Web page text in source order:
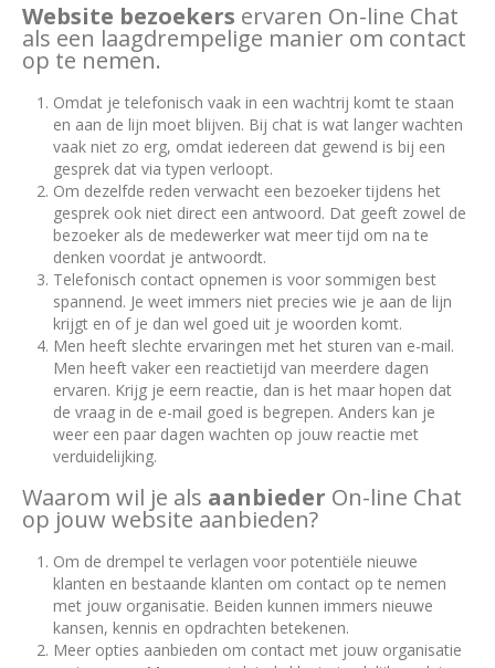
Website bezoekers ervaren On-line Chat
als een laagdrempelige manier om contact
op te nemen.
Omdat je telefonisch vaak in een wachtrij komt te staan
en aan de lijn moet blijven. Bij chat is wat langer wachten
vaak niet zo erg, omdat iedereen dat gewend is bij een
gesprek dat via typen verloopt.
Om dezelfde reden verwacht een bezoeker tijdens het
gesprek ook niet direct een antwoord. Dat geeft zowel de
bezoeker als de medewerker wat meer tijd om na te
denken voordat je antwoordt.
Telefonisch contact opnemen is voor sommigen best
spannend. Je weet immers niet precies wie je aan de lijn
krijgt en of je dan wel goed uit je woorden komt.
Men heeft slechte ervaringen met het sturen van e-mail.
Men heeft vaker een reactietijd van meerdere dagen
ervaren. Krijg je eern reactie, dan is het maar hopen dat
de vraag in de e-mail goed is begrepen. Anders kan je
weer een paar dagen wachten op jouw reactie met
verduidelijking.
Waarom wil je als aanbieder On-line Chat
op jouw website aanbieden?
Om de drempel te verlagen voor potentiële nieuwe
klanten en bestaande klanten om contact op te nemen
met jouw organisatie. Beiden kunnen immers nieuwe
kansen, kennis en opdrachten betekenen.
Meer opties aanbieden om contact met jouw organisatie